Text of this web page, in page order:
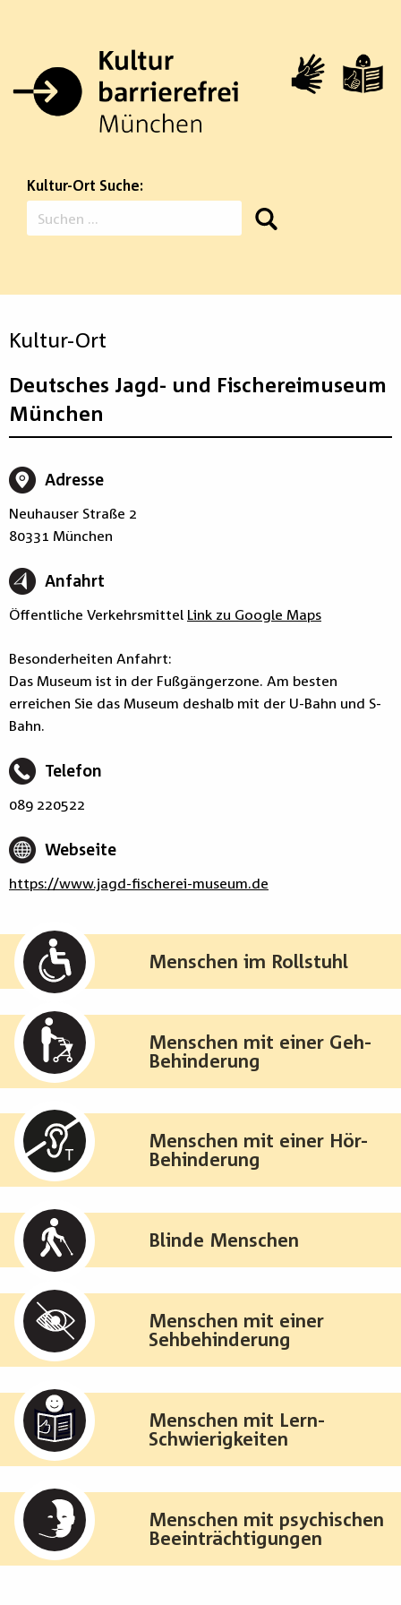
Kultur-Ort Suche:
Suchen
nach:
Kultur-Ort
Deutsches Jagd- und Fischereimuseum
München
Adresse
Neuhauser Straße 2
80331 München
Anfahrt
Öffentliche Verkehrsmittel Link zu Google Maps
Besonderheiten Anfahrt:
Das Museum ist in der Fußgängerzone. Am besten
erreichen Sie das Museum deshalb mit der U-Bahn und S-
Bahn.
Telefon
089 220522
Webseite
https://www.jagd-fischerei-museum.de
Menschen im Rollstuhl
Menschen mit einer Geh-
Behinderung
Menschen mit einer Hör-
Behinderung
Blinde Menschen
Menschen mit einer
Sehbehinderung
Menschen mit Lern-
Schwierigkeiten
Menschen mit psychischen
Beeinträchtigungen